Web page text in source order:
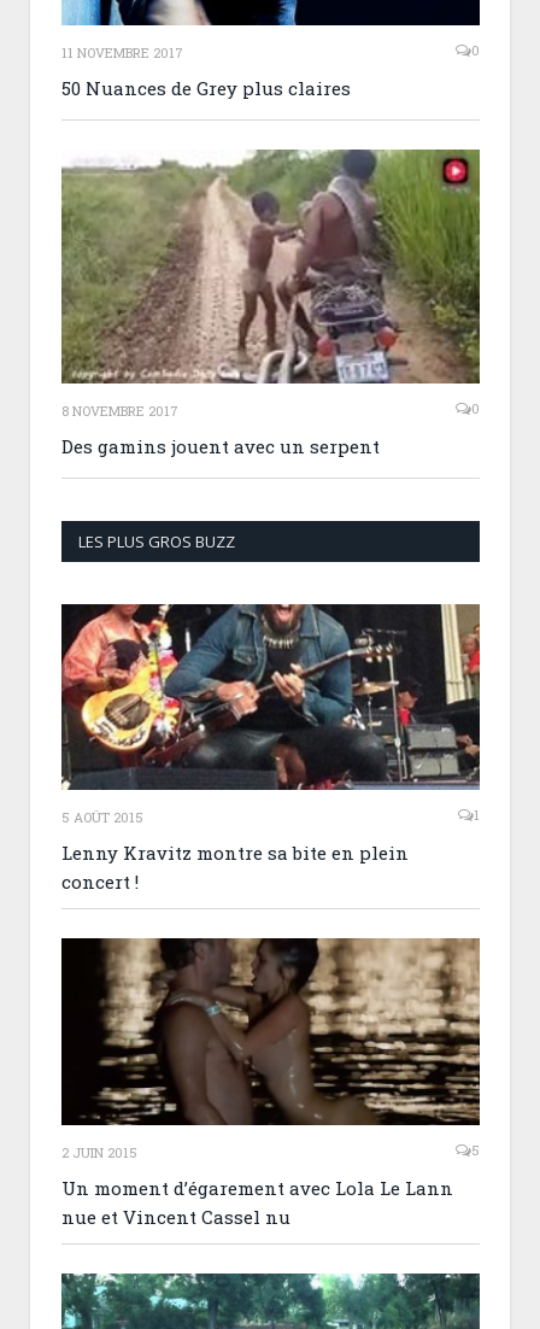
11 NOVEMBRE 2017 0
50 Nuances de Grey plus claires
8 NOVEMBRE 2017 0
Des gamins jouent avec un serpent
LES PLUS GROS BUZZ
5 AOÛT 2015 1
Lenny Kravitz montre sa bite en plein
concert !
2 JUIN 2015 5
Un moment d’égarement avec Lola Le Lann
nue et Vincent Cassel nu